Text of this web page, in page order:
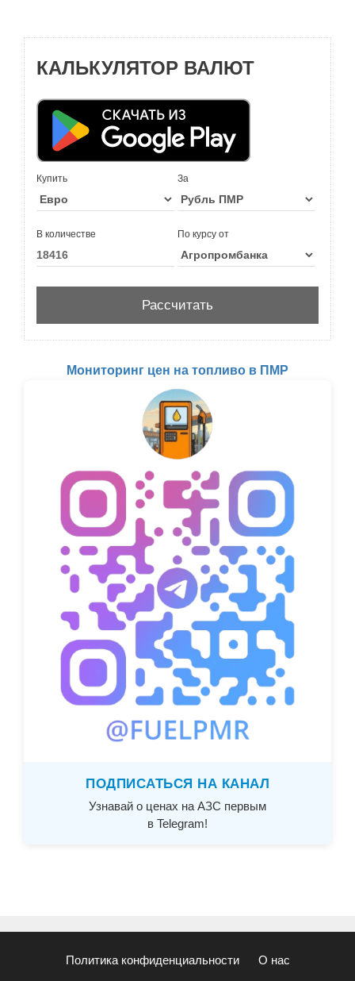
КАЛЬКУЛЯТОР ВАЛЮТ
Купить За
В количестве По курсу от
Мониторинг цен на топливо в ПМР
ПОДПИСАТЬСЯ НА КАНАЛ
Узнавай о ценах на АЗС первым
в Telegram!
Политика конфиденциальности О нас